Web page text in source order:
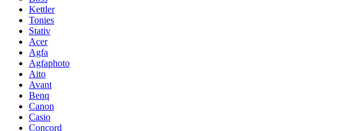
Kettler
Tonies
Stativ
Acer
Agfa
Agfaphoto
Aito
Avant
Benq
Canon
Casio
Concord